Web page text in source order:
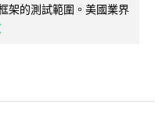
架的測試範圍。美國業界